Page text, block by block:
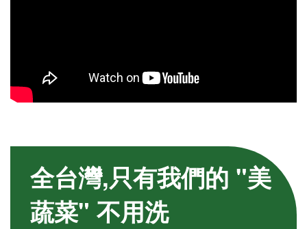
全台灣,只有我們的 "美
蔬菜" 不用洗